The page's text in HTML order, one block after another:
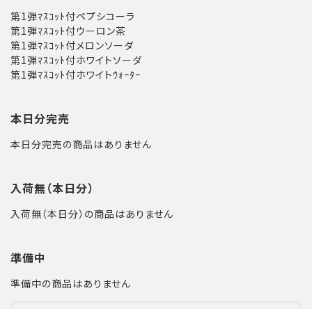
第1弾ﾏｽｺｯﾄ付ペプシコーラ
第1弾ﾏｽｺｯﾄ付ウーロン茶
第1弾ﾏｽｺｯﾄ付メロンソーダ
第1弾ﾏｽｺｯﾄ付ホワイトソーダ
第1弾ﾏｽｺｯﾄ付ホワイトｳｫｰﾀｰ
本日分完売
本日分完売の商品はありません
入荷無（本日分）
入荷無（本日分）の商品はありません
準備中
準備中の商品はありません